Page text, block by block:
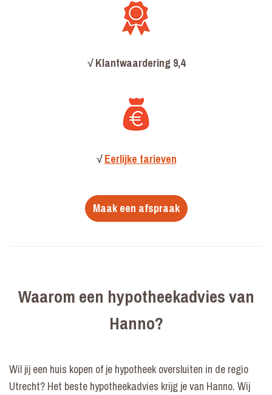
√Klantwaardering 9,4
√ Eerlijke tarieven
Maak een afspraak
Waarom een hypotheekadvies van
Hanno?
Wil jij een huis kopen of je hypotheek oversluiten in de regio
Utrecht? Het beste hypotheekadvies krijg je van Hanno. Wij